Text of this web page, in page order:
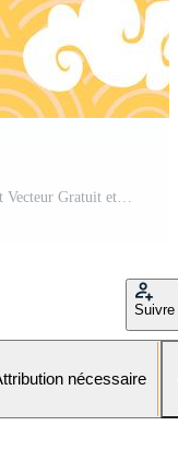
Suivre
nécessaire